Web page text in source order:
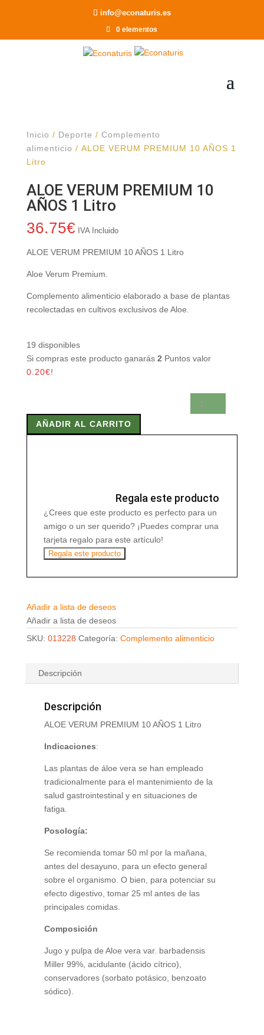
info@econaturis.es
0 elementos
Inicio / Deporte / Complemento
alimenticio / ALOE VERUM PREMIUM 10 AÑOS 1
Litro
ALOE VERUM PREMIUM 10
AÑOS 1 Litro
36.75€ IVA Incluido
ALOE VERUM PREMIUM 10 AÑOS 1 Litro
Aloe Verum Premium.
Complemento alimenticio elaborado a base de plantas
recolectadas en cultivos exclusivos de Aloe.
19 disponibles
Si compras este producto ganarás 2 Puntos valor
0.20€!
VERUM
PREMIUM
AÑADIR AL CARRITO
Regala este producto
¿Crees que este producto es perfecto para un
amigo o un ser querido? ¡Puedes comprar una
tarjeta regalo para este artículo!
Regala este producto
Añadir a lista de deseos
Añadir a lista de deseos
SKU: 013228 Categoría: Complemento alimenticio
Descripción
Descripción
ALOE VERUM PREMIUM 10 AÑOS 1 Litro
Indicaciones:
Las plantas de áloe vera se han empleado
tradicionalmente para el mantenimiento de la
salud gastrointestinal y en situaciones de
fatiga.
Posología:
Se recomienda tomar 50 ml por la mañana,
antes del desayuno, para un efecto general
sobre el organismo. O bien, para potenciar su
efecto digestivo, tomar 25 ml antes de las
principales comidas.
Composición
Jugo y pulpa de Aloe vera var. barbadensis
Miller 99%, acidulante (ácido cítrico),
conservadores (sorbato potásico, benzoato
sódico).